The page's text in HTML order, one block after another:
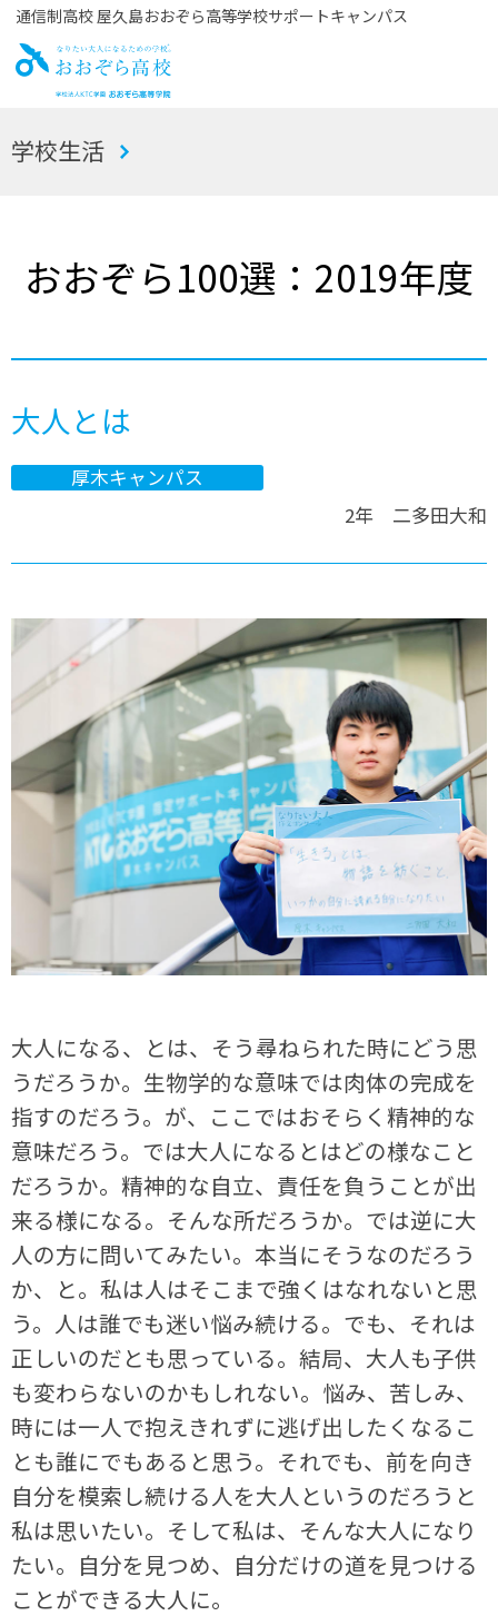
通信制高校 屋久島おおぞら高等学校サポートキャンパス
お
学校生活
おおぞら100選：2019年度
大人とは
厚木キャンパス
2年 二多田大和
大人になる、とは、そう尋ねられた時にどう思
うだろうか。生物学的な意味では肉体の完成を
指すのだろう。が、ここではおそらく精神的な
意味だろう。では大人になるとはどの様なこと
だろうか。精神的な自立、責任を負うことが出
来る様になる。そんな所だろうか。では逆に大
人の方に問いてみたい。本当にそうなのだろう
か、と。私は人はそこまで強くはなれないと思
う。人は誰でも迷い悩み続ける。でも、それは
正しいのだとも思っている。結局、大人も子供
も変わらないのかもしれない。悩み、苦しみ、
時には一人で抱えきれずに逃げ出したくなるこ
とも誰にでもあると思う。それでも、前を向き
自分を模索し続ける人を大人というのだろうと
私は思いたい。そして私は、そんな大人になり
たい。自分を見つめ、自分だけの道を見つける
ことができる大人に。